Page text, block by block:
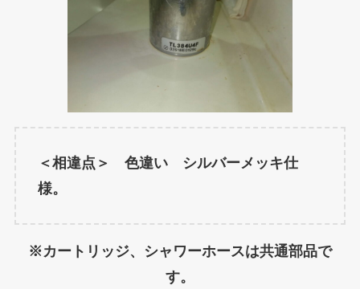
＜相違点＞ 色違い シルバーメッキ仕
様。
※カートリッジ、シャワーホースは共通部品で
す。